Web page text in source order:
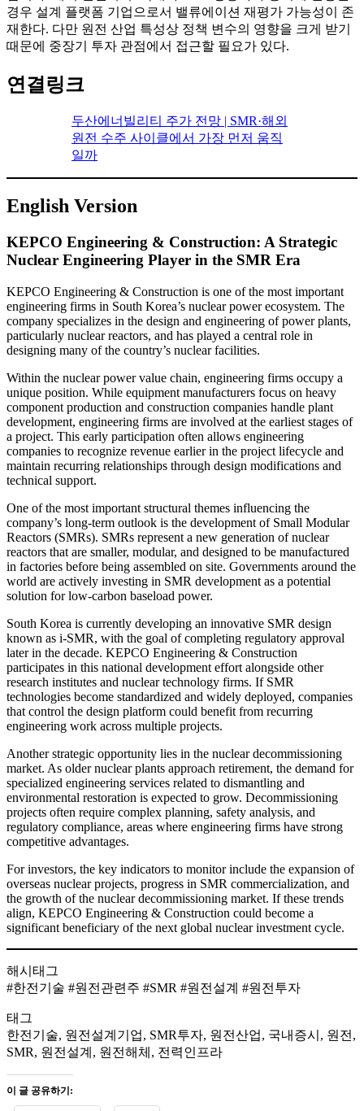
경우 설계 플랫폼 기업으로서 밸류에이션 재평가 가능성이 존
재한다. 다만 원전 산업 특성상 정책 변수의 영향을 크게 받기
때문에 중장기 투자 관점에서 접근할 필요가 있다.
연결링크
두산에너빌리티 주가 전망 | SMR·해외
원전 수주 사이클에서 가장 먼저 움직
일까
English Version
KEPCO Engineering & Construction: A Strategic
Nuclear Engineering Player in the SMR Era
KEPCO Engineering & Construction is one of the most important
engineering firms in South Korea’s nuclear power ecosystem. The
company specializes in the design and engineering of power plants,
particularly nuclear reactors, and has played a central role in
designing many of the country’s nuclear facilities.
Within the nuclear power value chain, engineering firms occupy a
unique position. While equipment manufacturers focus on heavy
component production and construction companies handle plant
development, engineering firms are involved at the earliest stages of
a project. This early participation often allows engineering
companies to recognize revenue earlier in the project lifecycle and
maintain recurring relationships through design modifications and
technical support.
One of the most important structural themes influencing the
company’s long-term outlook is the development of Small Modular
Reactors (SMRs). SMRs represent a new generation of nuclear
reactors that are smaller, modular, and designed to be manufactured
in factories before being assembled on site. Governments around the
world are actively investing in SMR development as a potential
solution for low-carbon baseload power.
South Korea is currently developing an innovative SMR design
known as i-SMR, with the goal of completing regulatory approval
later in the decade. KEPCO Engineering & Construction
participates in this national development effort alongside other
research institutes and nuclear technology firms. If SMR
technologies become standardized and widely deployed, companies
that control the design platform could benefit from recurring
engineering work across multiple projects.
Another strategic opportunity lies in the nuclear decommissioning
market. As older nuclear plants approach retirement, the demand for
specialized engineering services related to dismantling and
environmental restoration is expected to grow. Decommissioning
projects often require complex planning, safety analysis, and
regulatory compliance, areas where engineering firms have strong
competitive advantages.
For investors, the key indicators to monitor include the expansion of
overseas nuclear projects, progress in SMR commercialization, and
the growth of the nuclear decommissioning market. If these trends
align, KEPCO Engineering & Construction could become a
significant beneficiary of the next global nuclear investment cycle.
해시태그
#한전기술 #원전관련주 #SMR #원전설계 #원전투자
태그
한전기술, 원전설계기업, SMR투자, 원전산업, 국내증시, 원전,
SMR, 원전설계, 원전해체, 전력인프라
이 글 공유하기: